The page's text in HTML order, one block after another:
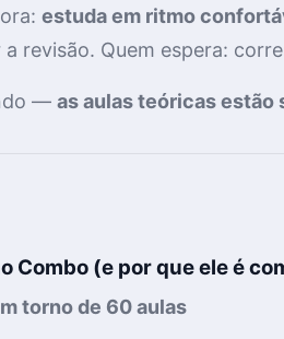
estuda em ritmo
revisão. Quem espera:
— as aulas teóricas estão
Combo (e por que ele é
torno de 60 aulas